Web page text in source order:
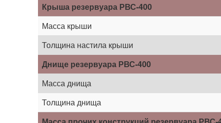
Крыша резервуара РВС-400
Масса крыши
Толщина настила крыши
Днище резервуара РВС-400
Масса днища
Толщина днища